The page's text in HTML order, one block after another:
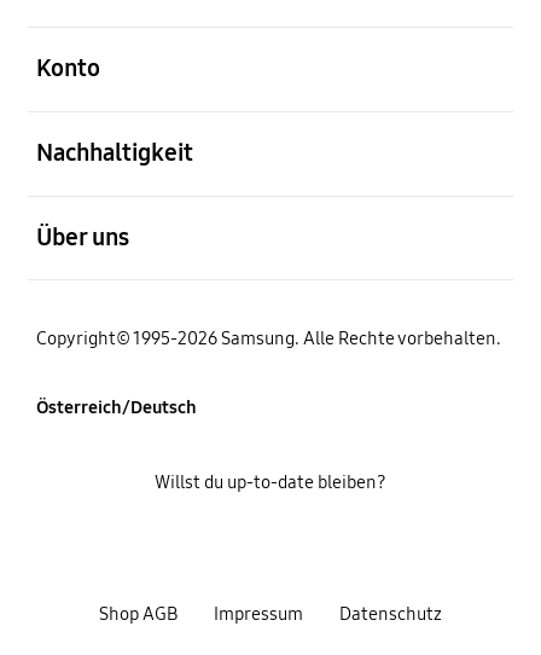
Konto
Nachhaltigkeit
Über uns
Copyright© 1995-2026 Samsung. Alle Rechte vorbehalten.
Österreich/Deutsch
Shop AGB Impressum Datenschutz
Willst du up-to-date bleiben?